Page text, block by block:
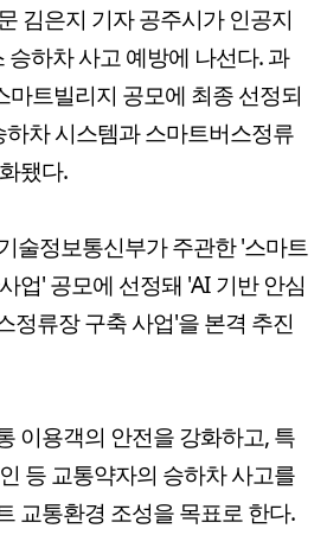
김은지 기자 공주시가 인공지
승하차 사고 예방에 나선다. 과
트빌리지 공모에 최종 선정되
하차 시스템과 스마트버스정류
됐다.
술정보통신부가 주관한 '스마트
업' 공모에 선정돼 'AI 기반 안심
정류장 구축 사업'을 본격 추진
이용객의 안전을 강화하고, 특
등 교통약자의 승하차 사고를
교통환경 조성을 목표로 한다.